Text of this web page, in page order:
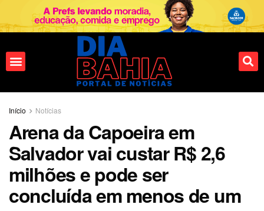
Início Notícias
Arena da Capoeira em
Salvador vai custar R$ 2,6
milhões e pode ser
concluída em menos de um